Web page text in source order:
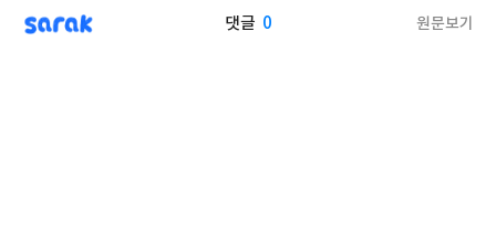
sarak 댓글 0 원문보기